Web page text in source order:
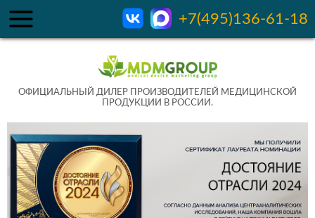
+7(495)136-61-18
ОФИЦИАЛЬНЫЙ ДИЛЕР ПРОИЗВОДИТЕЛЕЙ МЕДИЦИНСКОЙ
ПРОДУКЦИИ В РОССИИ.